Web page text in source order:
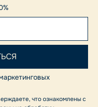
что ознакомлены с